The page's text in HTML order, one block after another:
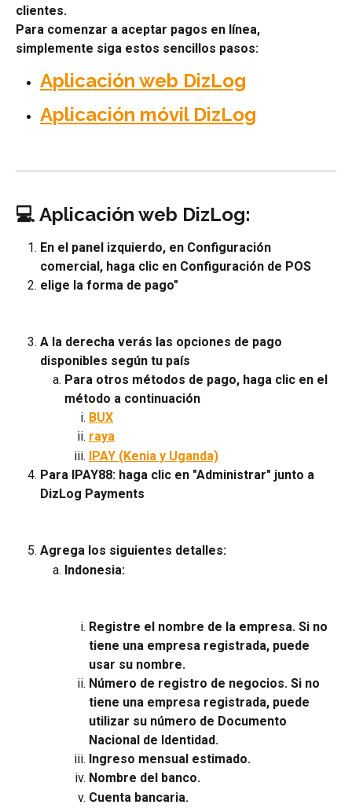
clientes.
Para comenzar a aceptar pagos en línea,
simplemente siga estos sencillos pasos:
Aplicación web DizLog
Aplicación móvil DizLog
💻 Aplicación web DizLog:
En el panel izquierdo, en Configuración
comercial, haga clic en Configuración de POS
elige la forma de pago"
A la derecha verás las opciones de pago
disponibles según tu país
Para otros métodos de pago, haga clic en el
método a continuación
BUX
raya
IPAY (Kenia y Uganda)
Para IPAY88: haga clic en "Administrar" junto a
DizLog Payments
Agrega los siguientes detalles:
Indonesia:
Registre el nombre de la empresa. Si no
tiene una empresa registrada, puede
usar su nombre.
Número de registro de negocios. Si no
tiene una empresa registrada, puede
utilizar su número de Documento
Nacional de Identidad.
Ingreso mensual estimado.
Nombre del banco.
Cuenta bancaria.